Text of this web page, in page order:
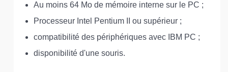
Au moins 64 Mo de mémoire interne sur le PC ;
Processeur Intel Pentium II ou supérieur ;
compatibilité des périphériques avec IBM PC ;
disponibilité d'une souris.